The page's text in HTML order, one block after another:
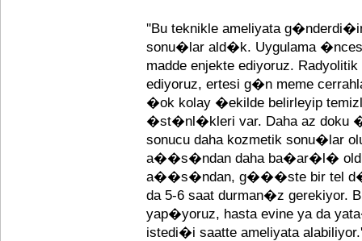
''Bu teknikle ameliyata
sonu�lar ald�k. Uygulama
madde enjekte ediyoruz.
ediyoruz, ertesi g�n meme
�ok kolay �ekilde belirleyip
�st�nl�kleri var. Daha az doku
sonucu daha kozmetik sonu�lar
a��s�ndan daha ba�ar�l�
a��s�ndan, g���ste bir tel
da 5-6 saat durman�z gerekiyor.
yap�yoruz, hasta evine ya da
istedi�i saatte ameliyata